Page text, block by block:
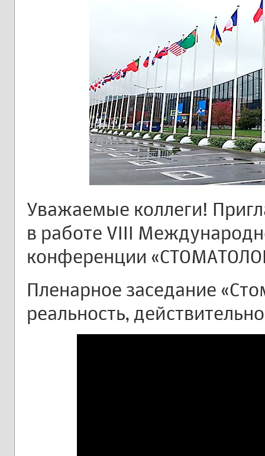
Уважаемые коллеги!
в работе VIII
конференции
Пленарное заседание
реальность,